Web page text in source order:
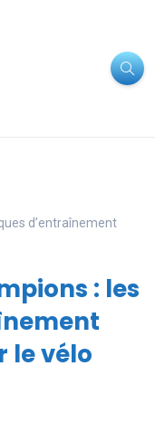
d’entraînement
: les
le vélo